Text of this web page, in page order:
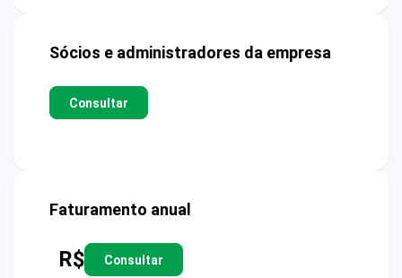
Sócios e administradores da empresa
Consultar
Faturamento anual
R$ Consultar